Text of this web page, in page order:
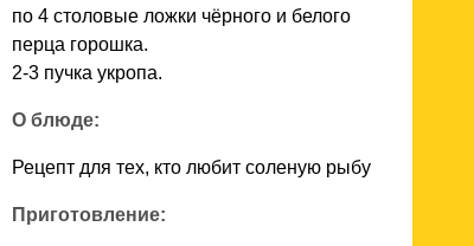
по 4 столовые ложки чёрного и белого
перца горошка.
2-3 пучка укропа.
О блюде:
Рецепт для тех, кто любит соленую рыбу
Приготовление: